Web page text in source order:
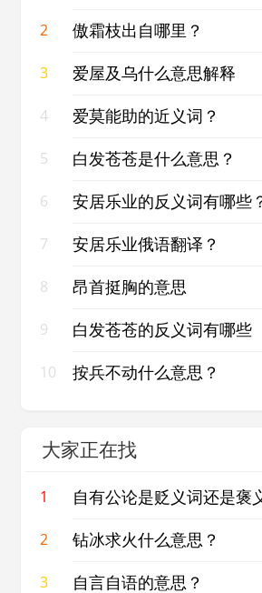
2 傲霜枝出自哪里？
3 爱屋及乌什么意思解释
4 爱莫能助的近义词？
5 白发苍苍是什么意思？
6 安居乐业的反义词有哪些
7 安居乐业俄语翻译？
8 昂首挺胸的意思
9 白发苍苍的反义词有哪些
10 按兵不动什么意思？
大家正在找
1 自有公论是贬义词还是褒
2 钻冰求火什么意思？
3 自言自语的意思？